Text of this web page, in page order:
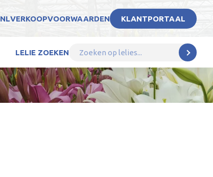
NLVERKOOPVOORWAARDEN KLANTPORTAAL
LELIE ZOEKEN